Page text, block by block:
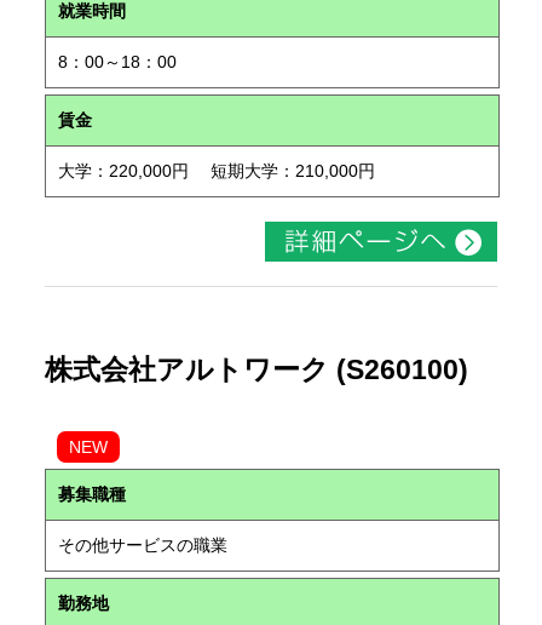
就業時間
8：00～18：00
賃金
大学：220,000円 短期大学：210,000円
株式会社アルトワーク (S260100)
NEW
募集職種
その他サービスの職業
勤務地